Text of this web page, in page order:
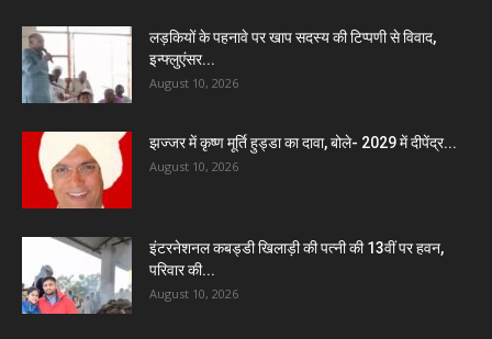
लड़कियों के पहनावे पर खाप सदस्य की टिप्पणी से विवाद,
इन्फ्लुएंसर...
August 10, 2026
झज्जर में कृष्ण मूर्ति हुड्डा का दावा, बोले- 2029 में दीपेंद्र...
August 10, 2026
इंटरनेशनल कबड्डी खिलाड़ी की पत्नी की 13वीं पर हवन,
परिवार की...
August 10, 2026